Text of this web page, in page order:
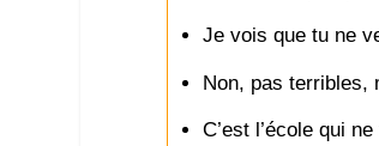
Je vois que tu ne
Non, pas terribles,
C’est l’école qui